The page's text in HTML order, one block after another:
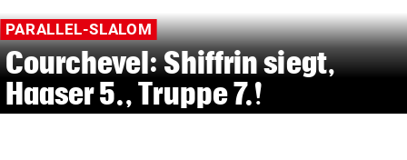
PARALLEL-SLALOM
Courchevel: Shiffrin siegt,
Haaser 5., Truppe 7.!